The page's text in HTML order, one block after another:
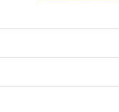
ズに設定され